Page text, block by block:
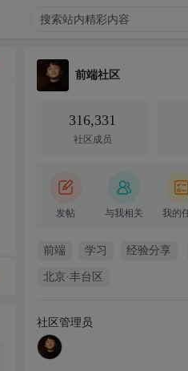
前端社区
316,331
社区成员
发帖 与我相关 我的
前端 学习 经验分享
北京·丰台区
社区管理员